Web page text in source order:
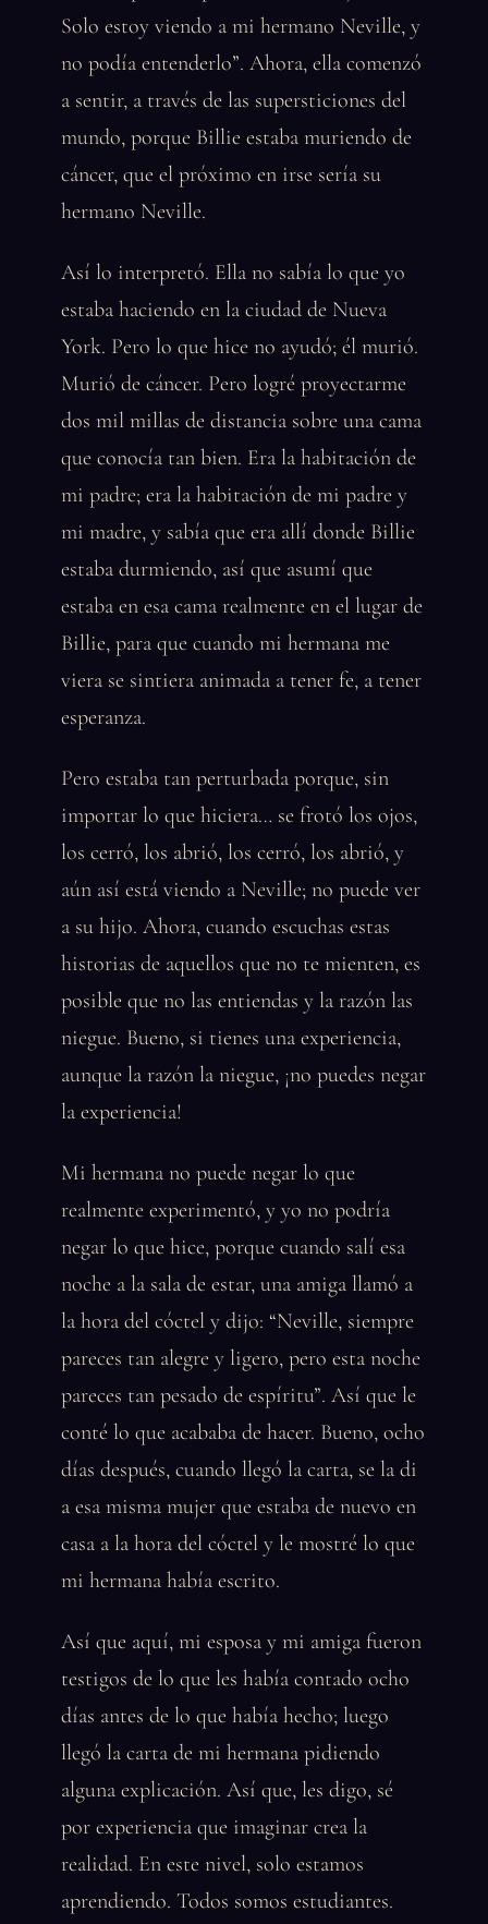
Solo estoy viendo a mi hermano Neville, y
no podía entenderlo”. Ahora, ella comenzó
a sentir, a través de las supersticiones del
mundo, porque Billie estaba muriendo de
cáncer, que el próximo en irse sería su
hermano Neville.
Así lo interpretó. Ella no sabía lo que yo
estaba haciendo en la ciudad de Nueva
York. Pero lo que hice no ayudó; él murió.
Murió de cáncer. Pero logré proyectarme
dos mil millas de distancia sobre una cama
que conocía tan bien. Era la habitación de
mi padre; era la habitación de mi padre y
mi madre, y sabía que era allí donde Billie
estaba durmiendo, así que asumí que
estaba en esa cama realmente en el lugar de
Billie, para que cuando mi hermana me
viera se sintiera animada a tener fe, a tener
esperanza.
Pero estaba tan perturbada porque, sin
importar lo que hiciera… se frotó los ojos,
los cerró, los abrió, los cerró, los abrió, y
aún así está viendo a Neville; no puede ver
a su hijo. Ahora, cuando escuchas estas
historias de aquellos que no te mienten, es
posible que no las entiendas y la razón las
niegue. Bueno, si tienes una experiencia,
aunque la razón la niegue, ¡no puedes negar
la experiencia!
Mi hermana no puede negar lo que
realmente experimentó, y yo no podría
negar lo que hice, porque cuando salí esa
noche a la sala de estar, una amiga llamó a
la hora del cóctel y dijo: “Neville, siempre
pareces tan alegre y ligero, pero esta noche
pareces tan pesado de espíritu”. Así que le
conté lo que acababa de hacer. Bueno, ocho
días después, cuando llegó la carta, se la di
a esa misma mujer que estaba de nuevo en
casa a la hora del cóctel y le mostré lo que
mi hermana había escrito.
Así que aquí, mi esposa y mi amiga fueron
testigos de lo que les había contado ocho
días antes de lo que había hecho; luego
llegó la carta de mi hermana pidiendo
alguna explicación. Así que, les digo, sé
por experiencia que imaginar crea la
realidad. En este nivel, solo estamos
aprendiendo. Todos somos estudiantes.